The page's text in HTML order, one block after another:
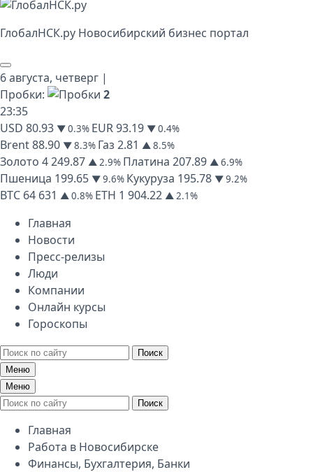
ГлобалНСК.py Новосибирский бизнес портал
6 августа, четверг |
Пробки:
2
23:35
USD 80.93 ▼ 0.3% EUR93.19 ▼ 0.4%
Brent88.90 ▼ 8.3% Газ 2.81 ▲ 8.5%
Золото 4 249.87 ▲ 2.9% Платина 207.89 ▲ 6.9%
Пшеница 199.65 ▼ 9.6% Кукуруза 195.78 ▼ 9.2%
BTC 64 631 ▲ 0.8% ETH 1 904.22 ▲ 2.1%
Главная
Новости
Пресс-релизы
Люди
Компании
Онлайн курсы
Гороскопы
Поиск
Меню
Меню
Поиск
Главная
Работа в Новосибирске
Финансы, Бухгалтерия, Банки